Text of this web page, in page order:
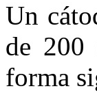
Un
de 200
forma